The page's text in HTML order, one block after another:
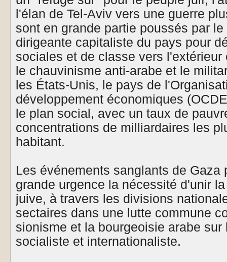
l'élan de Tel-Aviv vers une guerre
sont en grande partie poussés par
dirigeante capitaliste du pays pour
sociales et de classe vers l'extérieur
le chauvinisme anti-arabe et le
les États-Unis, le pays de
développement économiques
le plan social, avec un taux de
concentrations de milliardaires les
habitant.
Les événements sanglants de Gaza
grande urgence la nécessité d'unir
juive, à travers les divisions
sectaires dans une lutte commune
sionisme et la bourgeoisie arabe
socialiste et internationaliste.